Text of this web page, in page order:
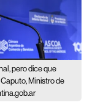
pero dice que
Caputo, Ministro de